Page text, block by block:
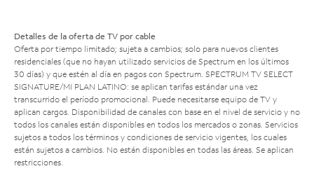
Detalles de la oferta de TV por cable
Oferta por tiempo limitado; sujeta a cambios; solo para nuevos clientes
residenciales (que no hayan utilizado servicios de Spectrum en los últimos
30 días) y que estén al día en pagos con Spectrum. SPECTRUM TV SELECT
SIGNATURE/MI PLAN LATINO: se aplican tarifas estándar una vez
transcurrido el período promocional. Puede necesitarse equipo de TV y
aplican cargos. Disponibilidad de canales con base en el nivel de servicio y no
todos los canales están disponibles en todos los mercados o zonas. Servicios
sujetos a todos los términos y condiciones de servicio vigentes, los cuales
están sujetos a cambios. No están disponibles en todas las áreas. Se aplican
restricciones.